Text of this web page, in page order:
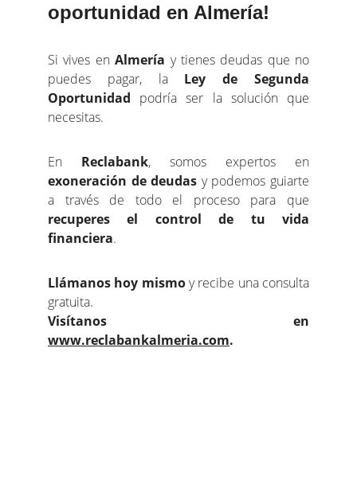
oportunidad en Almería!
Si vives enAlmería y tienes deudas que no
puedes pagar, la Ley de Segunda
Oportunidad podría ser la solución que
necesitas.
En Reclabank, somos expertos en
exoneración de deudas y podemos guiarte
a través de todo el proceso para que
recuperes el control de tu vida
financiera.
Llámanos hoy mismoy recibe una consulta
gratuita.
Visítanos en
www.reclabankalmeria.com.